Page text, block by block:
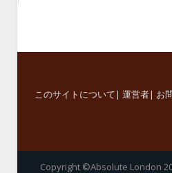
このサイトについて| 運営者| お
Copyright ©Absolute London